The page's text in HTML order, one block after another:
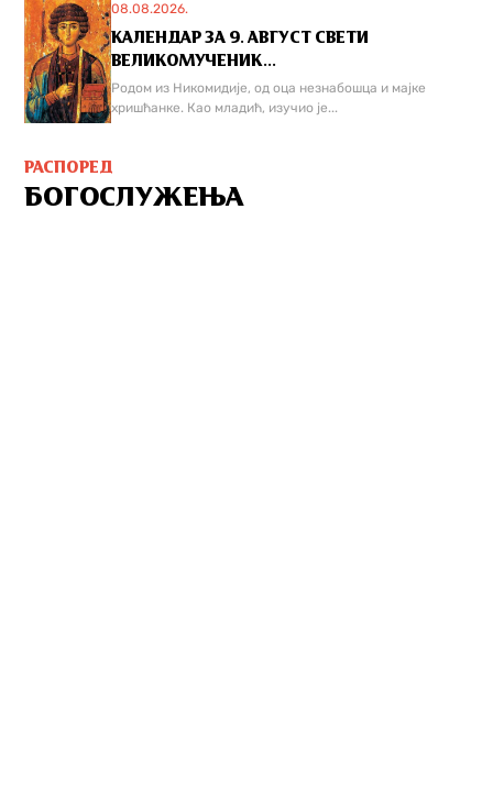
08.08.2026.
КАЛЕНДАР ЗА 9. АВГУСТ СВЕТИ
ВЕЛИКОМУЧЕНИК...
Родом из Никомидије, од оца незнабошца и мајке
хришћанке. Као младић, изучио је...
РАСПОРЕД
БОГОСЛУЖЕЊА